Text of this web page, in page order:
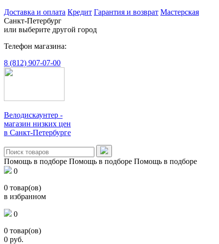
Доставка и оплата Кредит Гарантия и возврат Мастерская
Санкт-Петербург
или выберите другой город
Телефон магазина:
8 (812) 907-07-00
Велодискаунтер -
магазин низких цен
в Санкт-Петербурге
Помощь в подборе Помощь в подборе Помощь в подборе
0
0 товар(ов)
в избранном
0
0 товар(ов)
0 руб.